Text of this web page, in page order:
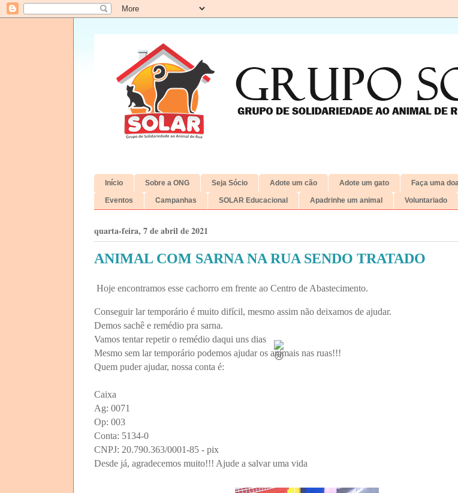
Início Sobre a ONG Seja Sócio Adote um cão Adote um gato Faça uma
Eventos Campanhas SOLAR Educacional Apadrinhe um animal Voluntariado
quarta-feira, 7 de abril de 2021
ANIMAL COM SARNA NA RUA SENDO TRATADO
Hoje encontramos esse cachorro em frente ao Centro de Abastecimento.
Conseguir lar temporário é muito difícil, mesmo assim não deixamos de ajudar.
Demos sachê e remédio pra sarna.
Vamos tentar repetir o remédio daqui uns dias
Mesmo sem lar temporário podemos ajudar os animais nas ruas!!!
Quem puder ajudar, nossa conta é:
Caixa
Ag: 0071
Op: 003
Conta: 5134-0
CNPJ: 20.790.363/0001-85 - pix
Desde já, agradecemos muito!!! Ajude a salvar uma vida